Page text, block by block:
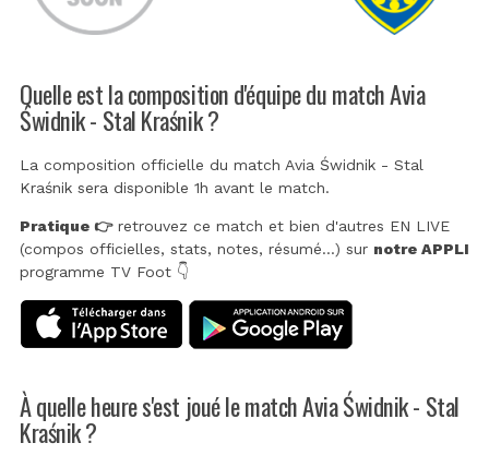
Quelle est la composition d'équipe du match Avia
Świdnik - Stal Kraśnik ?
La composition officielle du match Avia Świdnik - Stal
Kraśnik sera disponible 1h avant le match.
Pratique 👉retrouvez ce match et bien d'autres EN LIVE
(compos officielles, stats, notes, résumé...) sur notre APPLI
programme TV Foot 👇
À quelle heure s'est joué le match Avia Świdnik - Stal
Kraśnik ?